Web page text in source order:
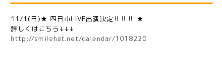
11/1(日)★ 四日市LIVE出演決定‼︎‼︎‼︎ ★
詳しくはこちら↓↓↓
http://smilehat.net/calendar/1018220